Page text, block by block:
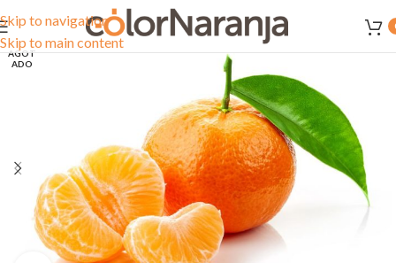
Skip to navigation
Skip to main content
AGOT
ADO